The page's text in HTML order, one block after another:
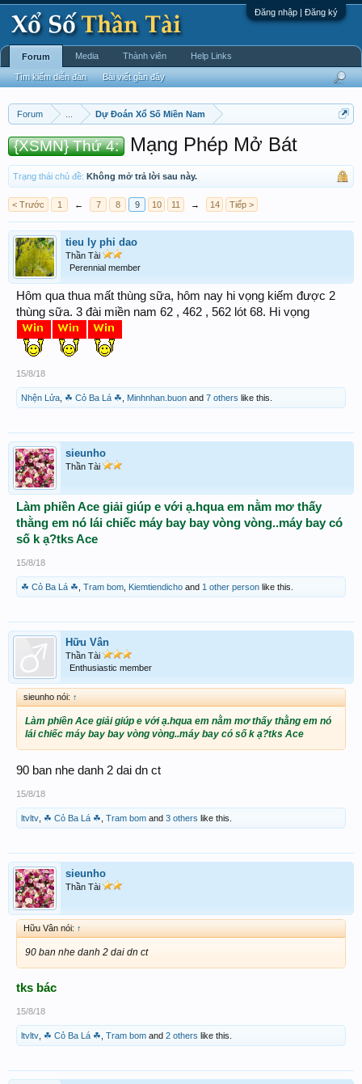
Đăng nhập | Đăng ký
Forum Dự Đoán Xổ Số Miền Nam
{XSMN} Thứ 4: Mạng Phép Mở Bát
Trạng thái chủ đề: Không mở trả lời sau này.
< Trước 1 ← 7 8 9 10 11 → 14 Tiếp >
tieu ly phi dao
Thần Tài
Perennial member
Hôm qua thua mất thùng sữa, hôm nay hi vọng kiếm được 2
thùng sữa. 3 đài miền nam 62 , 462 , 562 lót 68. Hi vọng
15/8/18
Nhện Lửa ☘ Cỏ Ba Lá ☘ Minhnhan.buon and 7 others like this.
sieunho
Thần Tài
Làm phiền Ace giải giúp e với ạ.hqua em nằm mơ thấy
thằng em nó lái chiếc máy bay bay vòng vòng..máy bay có
số k ạ?tks Ace
15/8/18
☘ Cỏ Ba Lá ☘ Tram bom Kiemtiendicho and 1 other person like this.
Hữu Vân
Thần Tài
Enthusiastic member
sieunho nói: ↑
Làm phiền Ace giải giúp e với ạ.hqua em nằm mơ thấy thằng em nó
lái chiếc máy bay bay vòng vòng..máy bay có số k ạ?tks Ace
90 ban nhe danh 2 dai dn ct
15/8/18
ltvltv ☘ Cỏ Ba Lá ☘ Tram bom and 3 others like this.
sieunho
Thần Tài
Hữu Vân nói: ↑
90 ban nhe danh 2 dai dn ct
tks bác
15/8/18
ltvltv ☘ Cỏ Ba Lá ☘ Tram bom and 2 others like this.
Forum
Tìm kiếm diễn đàn Bài viết gần đây
Media Thành viên Help Links